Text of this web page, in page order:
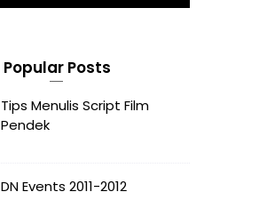
Popular Posts
Tips Menulis Script Film
Pendek
DN Events 2011-2012